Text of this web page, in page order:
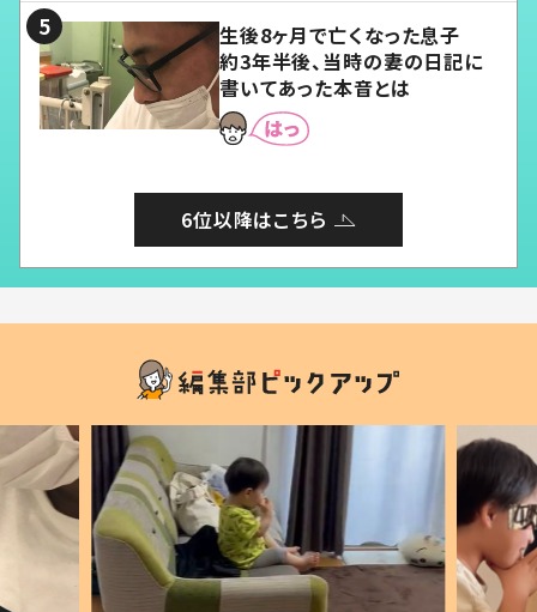
生後8ヶ月で亡くなった息子
約3年半後、当時の妻の日記に
書いてあった本音とは
6位以降はこちら